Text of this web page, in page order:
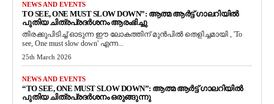
NEWS AND EVENTS
TO SEE, ONE MUST SLOW DOWN”: ആത്മ ആർട്ട് ഗാലറിയിൽ
പുതിയ ചിത്രപ്രദർശനം ആരംഭിച്ചു
തിരക്കുപിടിച്ച് ഓടുന്ന ഈ ലോകത്തിന് മുൻപിൽ തെളിച്ചമായി , 'To
see, One must slow down' എന്ന...
25th March 2026
NEWS AND EVENTS
“TO SEE, ONE MUST SLOW DOWN”: ആത്മ ആർട്ട് ഗാലറിയിൽ
പുതിയ ചിത്രപ്രദർശനം ഒരുങ്ങുന്നു